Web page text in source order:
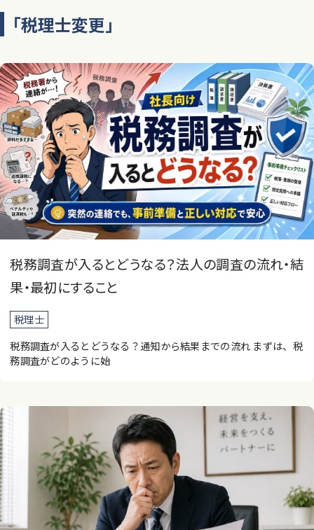
「税理士変更」
税務調査が入るとどうなる？法人の調査の流れ・結
果・最初にすること
税理士
税務調査が入るとどうなる？通知から結果までの流れ まずは、税
務調査がどのように始